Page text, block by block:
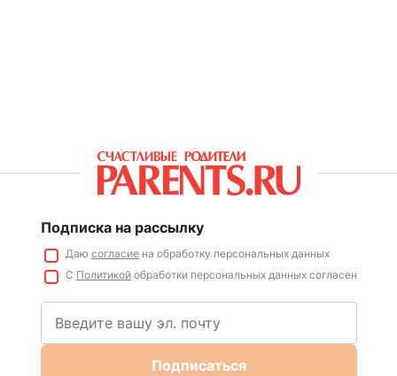
Подписка на рассылку
Даю согласиена обработку персональных данных
С Политикойобработки персональных данных согласен
Подписаться